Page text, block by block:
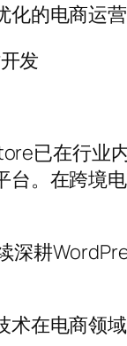
化的电商运
发
已在行
。在跨境
耕
术在电商领